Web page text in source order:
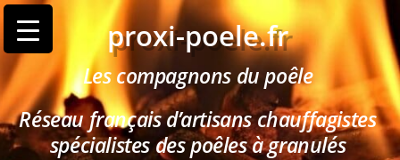
proxi-poele.fr
Les compagnons du poêle
Réseau français d’artisans chauffagistes
spécialistes des poêles à granulés